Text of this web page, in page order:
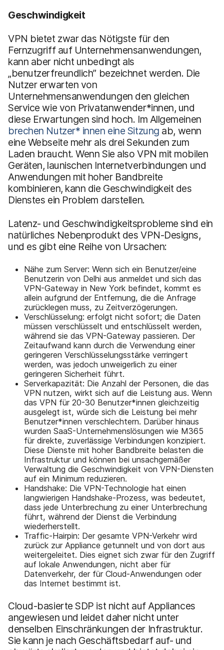
Geschwindigkeit
VPN bietet zwar das Nötigste für den
Fernzugriff auf Unternehmensanwendungen,
kann aber nicht unbedingt als
„benutzerfreundlich” bezeichnet werden. Die
Nutzer erwarten von
Unternehmensanwendungen den gleichen
Service wie von Privatanwender*innen, und
diese Erwartungen sind hoch. Im Allgemeinen
brechen Nutzer* innen eine Sitzung ab, wenn
eine Webseite mehr als drei Sekunden zum
Laden braucht. Wenn Sie also VPN mit mobilen
Geräten, launischen Internetverbindungen und
Anwendungen mit hoher Bandbreite
kombinieren, kann die Geschwindigkeit des
Dienstes ein Problem darstellen.
Latenz- und Geschwindigkeitsprobleme sind ein
natürliches Nebenprodukt des VPN-Designs,
und es gibt eine Reihe von Ursachen:
Nähe zum Server: Wenn sich ein Benutzer/eine
Benutzerin von Delhi aus anmeldet und sich das
VPN-Gateway in New York befindet, kommt es
allein aufgrund der Entfernung, die die Anfrage
zurücklegen muss, zu Zeitverzögerungen.
Verschlüsselung: erfolgt nicht sofort; die Daten
müssen verschlüsselt und entschlüsselt werden,
während sie das VPN-Gateway passieren. Der
Zeitaufwand kann durch die Verwendung einer
geringeren Verschlüsselungsstärke verringert
werden, was jedoch unweigerlich zu einer
geringeren Sicherheit führt.
Serverkapazität: Die Anzahl der Personen, die das
VPN nutzen, wirkt sich auf die Leistung aus. Wenn
das VPN für 20-30 Benutzer*innen gleichzeitig
ausgelegt ist, würde sich die Leistung bei mehr
Benutzer*innen verschlechtern. Darüber hinaus
wurden SaaS-Unternehmenslösungen wie M365
für direkte, zuverlässige Verbindungen konzipiert.
Diese Dienste mit hoher Bandbreite belasten die
Infrastruktur und können bei unsachgemäßer
Verwaltung die Geschwindigkeit von VPN-Diensten
auf ein Minimum reduzieren.
Handshake: Die VPN-Technologie hat einen
langwierigen Handshake-Prozess, was bedeutet,
dass jede Unterbrechung zu einer Unterbrechung
führt, während der Dienst die Verbindung
wiederherstellt.
Traffic-Hairpin: Der gesamte VPN-Verkehr wird
zurück zur Appliance getunnelt und von dort aus
weitergeleitet. Dies eignet sich zwar für den Zugriff
auf lokale Anwendungen, nicht aber für
Datenverkehr, der für Cloud-Anwendungen oder
das Internet bestimmt ist.
Cloud-basierte SDP ist nicht auf Appliances
angewiesen und leidet daher nicht unter
denselben Einschränkungen der Infrastruktur.
Sie kann je nach Geschäftsbedarf auf- und